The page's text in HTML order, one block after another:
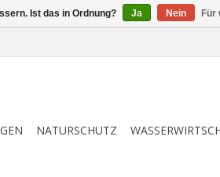
NATURSCHUTZ
Ist das in Ordnung? Ja Nein Für